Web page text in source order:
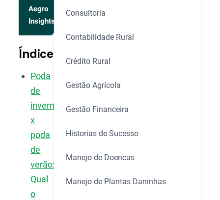
Aegro
Insights
Índice
Poda
de
inverno
x
poda
de
verão:
Qual
o
Consultoria
Contabilidade Rural
Crédito Rural
Gestão Agrícola
Gestão Financeira
Historias de Sucesso
Manejo de Doencas
Manejo de Plantas Daninhas